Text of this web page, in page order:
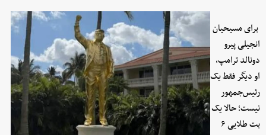
برای مسیحیان
انجیلی پیرو
دونالد ترامپ،
او دیگر فقط یک
رئیس‌جمهور
نیست؛ حالا یک
بت طلایی ۶